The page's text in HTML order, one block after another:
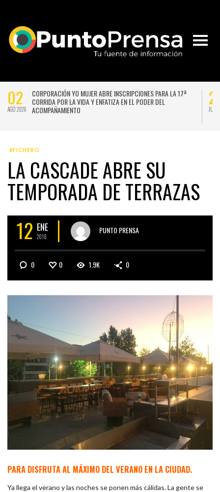
02
AGO 2026
CORPORACIÓN YO MUJER ABRE INSCRIPCIONES PARA LA 17ª
CORRIDA POR LA VIDA Y ENFATIZA EN EL PODER DEL
ACOMPAÑAMIENTO
JUL
#FICHERO
LA CASCADE ABRE SU
TEMPORADA DE TERRAZAS
12 ENE
2018
PUNTO PRENSA
0 0 1.9K 0
PARA DISFRUTA AL MÁXIMO DEL VERANO EN LA CIUDAD.
Ya llega el verano y las noches se ponen más cálidas. La gente se